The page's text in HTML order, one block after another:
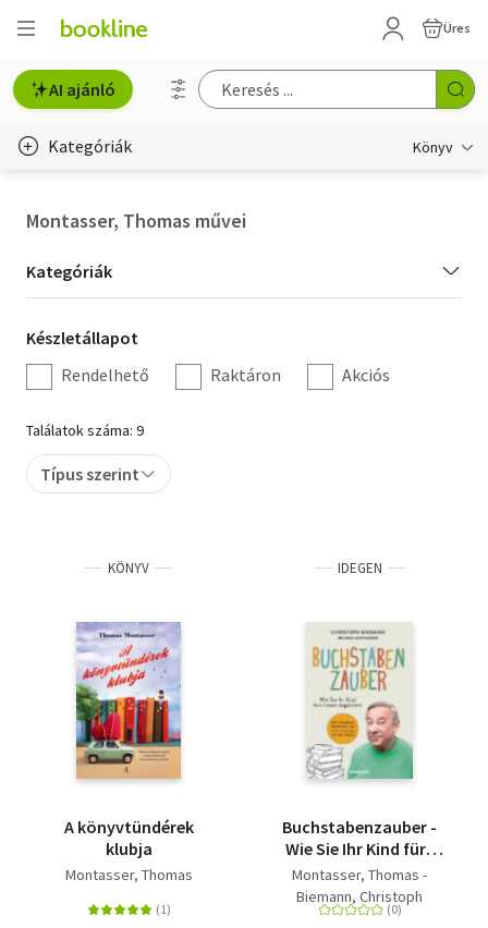
Üres
AI ajánló
Kategóriák Könyv
Hobbi, szabadidő
Irodalom
Művészet
Szakkönyv
Tankönyv, segédkönyv
Társadalomtudomány
Természettudomány
Történelem
Montasser, Thomas művei
Kategória
szűrés
Kategóriák
Készletállapot
szűrés
Készletállapot
Rendelhető
Raktáron Akciós
Találatok száma: 9
Típus szerint
KÖNYV
A könyvtündérek
klubja
Montasser, Thomas
IDEGEN
Buchstabenzauber -
Wie Sie Ihr Kind fürs
Lesen begeistern -
Vom beliebten
Moderator aus 'Die
Montasser, Thomas -
Biemann, Christoph